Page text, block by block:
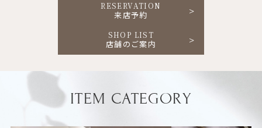
RESERVATION
来店予約
SHOP LIST
店舗のご案内
ITEM CATEGORY